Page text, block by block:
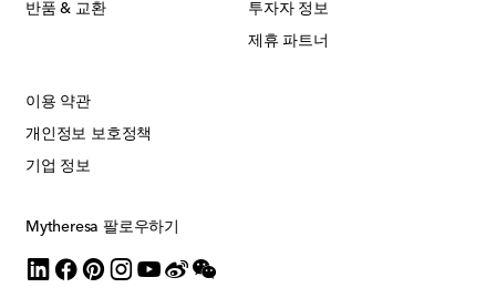
반품 & 교환 투자자 정보
제휴 파트너
이용 약관
개인정보 보호정책
기업 정보
Mytheresa 팔로우하기